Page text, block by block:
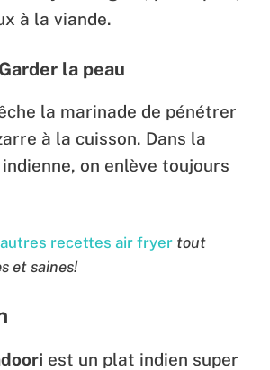
à la viande.
la peau
la marinade de pénétrer
à la cuisson. Dans la
on enlève toujours
recettes air fryer tout
et saines!
est un plat indien super